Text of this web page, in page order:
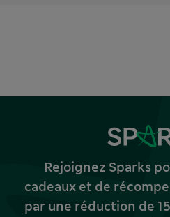
Rejoignez Sparks
cadeaux et de
par une réduction de